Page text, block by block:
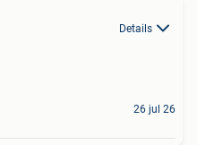
Details
26 jul 26